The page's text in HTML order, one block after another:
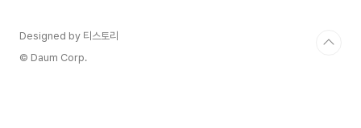
Designed by 티스토리
© Daum Corp.